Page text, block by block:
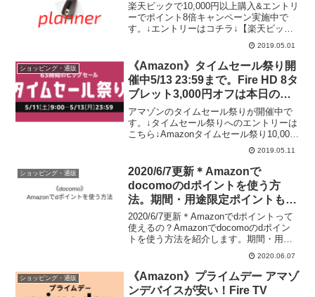
楽天ビックで10,000円以上購入&エントリ
ーでポイント8倍キャンペーン実施中で
す。↓エントリーはコチラ↓【楽天ビッ
ク】エントリーで楽天ビックの商品がポ
イント最大8倍！↓クーポンはコチラ↓楽天
ビック 20,000円以上（税込）で1,000円...
2019.05.01
ショッピング・通販
《Amazon》タイムセール祭り開
催中5/13 23:59まで。Fire HD 8タ
ブレット3,000円オフは本日の
み。Fire 7は2,500円オフ
アマゾンのタイムセール祭りが開催中で
す。↓タイムセール祭りへのエントリーは
こちら↓Amazonタイムセール祭り10,000
円以上の買い物でポイントアップの対象
です。色々と安いものはありますが、Fire
HD 8タブレット16GBは、8,98...
2019.05.11
ショッピング・通販
2020/6/7更新＊Amazonで
docomoのdポイントを使う方
法。期間・用途限定ポイントも使
えます。
2020/6/7更新＊Amazonでdポイントって
使えるの？Amazonでdocomoのdポイン
トを使う方法を紹介します。期間・用途
2020.06.07
ショッピング・通販
《Amazon》プライムデー アマゾ
ンデバイスが安い！Fire TV